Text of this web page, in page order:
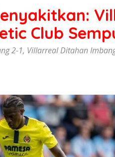
Club
2-1, Villarreal Ditahan